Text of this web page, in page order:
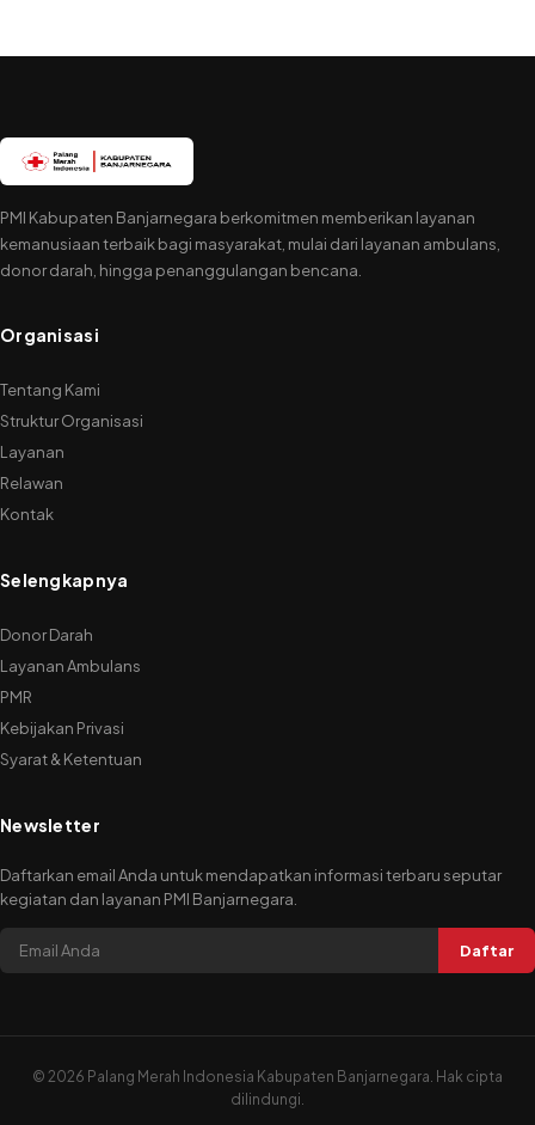
PMI Kabupaten Banjarnegara berkomitmen memberikan layanan
kemanusiaan terbaik bagi masyarakat, mulai dari layanan ambulans,
donor darah, hingga penanggulangan bencana.
Organisasi
Tentang Kami
Struktur Organisasi
Layanan
Relawan
Kontak
Selengkapnya
Donor Darah
Layanan Ambulans
PMR
Kebijakan Privasi
Syarat & Ketentuan
Newsletter
Daftarkan email Anda untuk mendapatkan informasi terbaru seputar
kegiatan dan layanan PMI Banjarnegara.
Daftar
© 2026 Palang Merah Indonesia Kabupaten Banjarnegara. Hak cipta
dilindungi.